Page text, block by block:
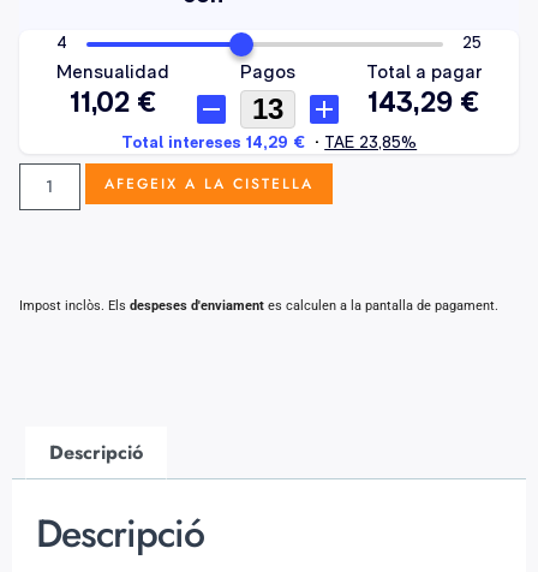
AFEGEIX A LA CISTELLA
Impost inclòs. Els despeses d'enviament es calculen a la pantalla de pagament.
Descripció
Descripció